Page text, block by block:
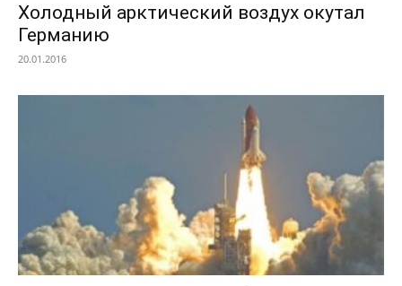
Холодный арктический воздух окутал
Германию
20.01.2016